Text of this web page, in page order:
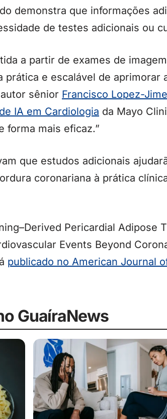
demonstra que informações
de testes adicionais ou
a partir de exames de
prática e escalável de aprimorar
sênior Francisco Lopez-
IA em Cardiologia da Mayo
forma mais eficaz.”
que estudos adicionais
coronariana à prática
Pericardial Adipose
Events Beyond
publicado no American Journal
GuaíraNews